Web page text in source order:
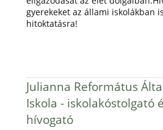
gyerekeket az állami iskolákban is
hitoktatásra!
Julianna Református
Iskola - iskolakóstolgató
hívogató